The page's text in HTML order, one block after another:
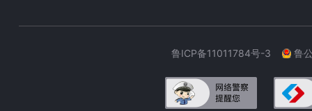
鲁ICP备11011784号-3 鲁